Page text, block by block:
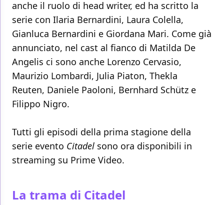
anche il ruolo di head writer, ed ha scritto la
serie con Ilaria Bernardini, Laura Colella,
Gianluca Bernardini e Giordana Mari. Come già
annunciato, nel cast al fianco di Matilda De
Angelis ci sono anche Lorenzo Cervasio,
Maurizio Lombardi, Julia Piaton, Thekla
Reuten, Daniele Paoloni, Bernhard Schütz e
Filippo Nigro.
Tutti gli episodi della prima stagione della
serie evento Citadel sono ora disponibili in
streaming su Prime Video.
La trama di Citadel